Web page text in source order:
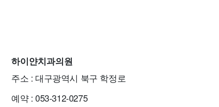
하이얀치과의원
주소 : 대구광역시 북구 학정로
예약 : 053-312-0275